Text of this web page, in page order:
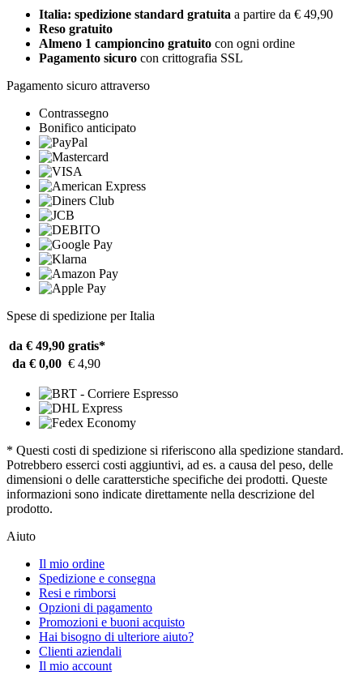
Italia: spedizione standard gratuita a partire da € 49,90
Reso gratuito
Almeno 1 campioncino gratuito con ogni ordine
Pagamento sicuro con crittografia SSL
Pagamento sicuro attraverso
Contrassegno
Bonifico anticipato
Spese di spedizione per Italia
da € 49,90 gratis*
da € 0,00 € 4,90
* Questi costi di spedizione si riferiscono alla spedizione standard.
Potrebbero esserci costi aggiuntivi, ad es. a causa del peso, delle
dimensioni o delle caratterstiche specifiche dei prodotti. Queste
informazioni sono indicate direttamente nella descrizione del
prodotto.
Aiuto
Il mio ordine
Spedizione e consegna
Resi e rimborsi
Opzioni di pagamento
Promozioni e buoni acquisto
Hai bisogno di ulteriore aiuto?
Clienti aziendali
Il mio account